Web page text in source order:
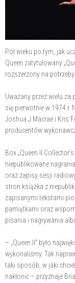
Pół wieku po tym, jak
Queen zatytułowany
rozszerzony na
Uważany przez wielu za
się pierwotnie w 1974 r.
Joshua J Macrae i Kris
producentów
Box „Queen II
niepublikowane
oraz zapisy sesji
stron książka z
zapisanymi tekstami
pamiątkami oraz
pisania i nagrywania
– „Queen II” było
wykonaliśmy. Tak
taki sposób, w jaki
nakłonić – przyznaje